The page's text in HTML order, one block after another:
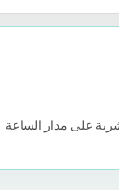
على مدار الساعة